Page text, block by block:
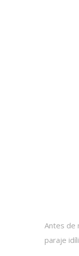
Antes de
paraje